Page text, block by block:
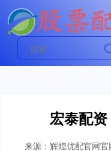
宏泰配
来源：辉煌优配官网官